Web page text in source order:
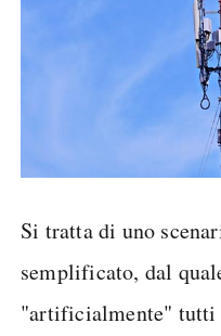
Si tratta di uno
semplificato, dal
"artificialmente"